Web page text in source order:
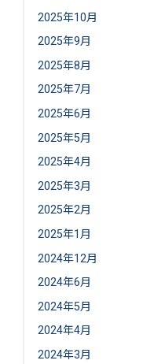
2025年10月
2025年9月
2025年8月
2025年7月
2025年6月
2025年5月
2025年4月
2025年3月
2025年2月
2025年1月
2024年12月
2024年6月
2024年5月
2024年4月
2024年3月